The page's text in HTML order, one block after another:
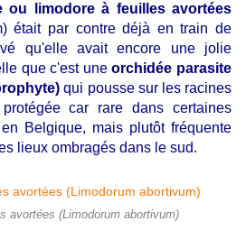
ou limodore à feuilles avortées
était par contre déjà en train de
qu'elle avait encore une jolie
que c'est uneorchidée parasite
qui pousse sur les racines
car rare dans certaines
Belgique, mais plutôt fréquente
lieux ombragés dans le sud.
avortées (Limodorum abortivum)